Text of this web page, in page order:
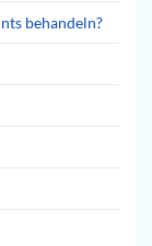
behandeln?